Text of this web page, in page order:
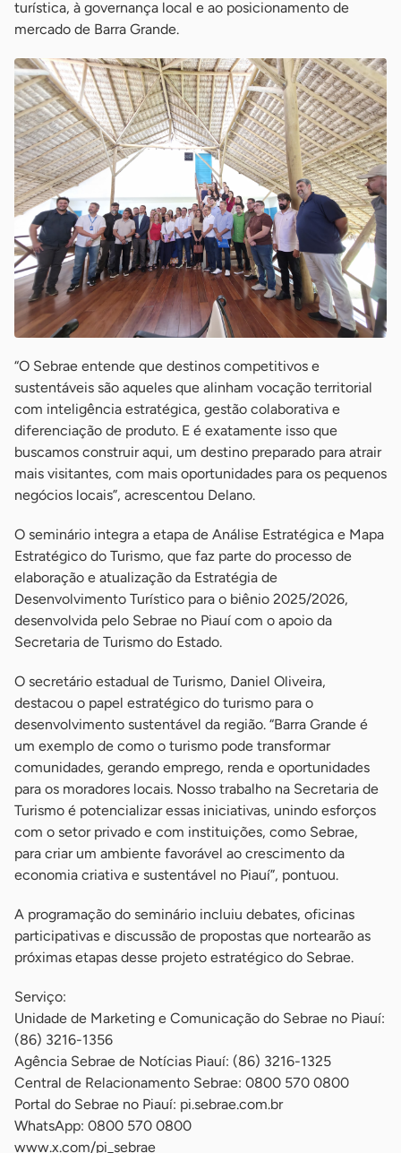
turística, à governança local e ao posicionamento de
mercado de Barra Grande.
“O Sebrae entende que destinos competitivos e
sustentáveis são aqueles que alinham vocação territorial
com inteligência estratégica, gestão colaborativa e
diferenciação de produto. E é exatamente isso que
buscamos construir aqui, um destino preparado para atrair
mais visitantes, com mais oportunidades para os pequenos
negócios locais”, acrescentou Delano.
O seminário integra a etapa de Análise Estratégica e Mapa
Estratégico do Turismo, que faz parte do processo de
elaboração e atualização da Estratégia de
Desenvolvimento Turístico para o biênio 2025/2026,
desenvolvida pelo Sebrae no Piauí com o apoio da
Secretaria de Turismo do Estado.
O secretário estadual de Turismo, Daniel Oliveira,
destacou o papel estratégico do turismo para o
desenvolvimento sustentável da região. “Barra Grande é
um exemplo de como o turismo pode transformar
comunidades, gerando emprego, renda e oportunidades
para os moradores locais. Nosso trabalho na Secretaria de
Turismo é potencializar essas iniciativas, unindo esforços
com o setor privado e com instituições, como Sebrae,
para criar um ambiente favorável ao crescimento da
economia criativa e sustentável no Piauí”, pontuou.
A programação do seminário incluiu debates, oficinas
participativas e discussão de propostas que nortearão as
próximas etapas desse projeto estratégico do Sebrae.
Serviço:
Unidade de Marketing e Comunicação do Sebrae no Piauí:
(86) 3216-1356
Agência Sebrae de Notícias Piauí: (86) 3216-1325
Central de Relacionamento Sebrae: 0800 570 0800
Portal do Sebrae no Piauí: pi.sebrae.com.br
WhatsApp: 0800 570 0800
www.x.com/pi_sebrae